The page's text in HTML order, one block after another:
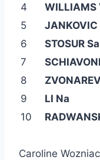
4
WILLIAMS
5
6
STOSUR
7
8
9
LI Na
10
Caroline